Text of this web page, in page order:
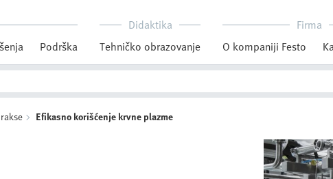
Podrška
Didaktika
Tehničko obrazovanje
Firma
O kompaniji Festo
Efikasno korišćenje krvne plazme